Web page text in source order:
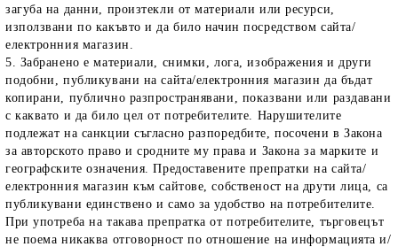
загуба на данни, произтекли от материали или ресурси,
използвани по какъвто и да било начин посредством сайта/
електронния магазин.
5. Забранено е материали, снимки, лога, изображения и други
подобни, публикувани на сайта/електронния магазин да бъдат
копирани, публично разпространявани, показвани или раздавани
с каквато и да било цел от потребителите. Нарушителите
подлежат на санкции съгласно разпоредбите, посочени в Закона
за авторското право и сродните му права и Закона за марките и
географските означения. Предоставените препратки на сайта/
електронния магазин към сайтове, собственост на друти лица, са
публикувани единствено и само за удобство на потребителите.
При употреба на такава препратка от потребителите, търговецът
не поема никаква отговорност по отношение на информацията и/